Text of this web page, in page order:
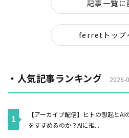
記事一覧に
ferretトップ
・人気記事ランキング 2026-
【アーカイブ配信】ヒトの想起と
をすすめるのか？AIに推...